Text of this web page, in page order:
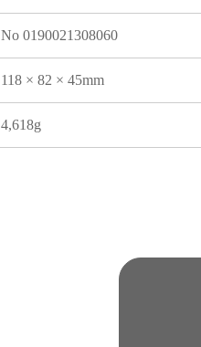
No 0190021308060
118 × 82 × 45mm
4,618g